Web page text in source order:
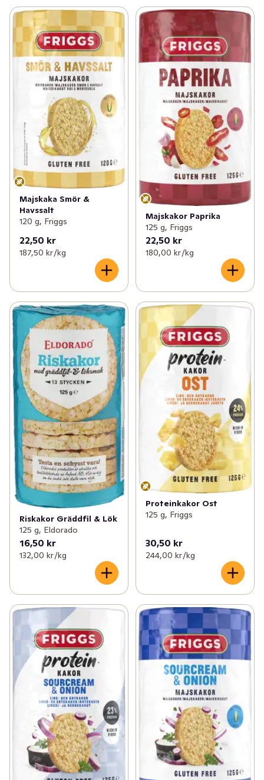
Majskaka Smör &
Havssalt
120 g, Friggs
22,50 kr
187,50 kr /kg
Majskakor Paprika
125 g, Friggs
22,50 kr
180,00 kr /kg
Riskakor Gräddfil & Lök
125 g, Eldorado
16,50 kr
132,00 kr /kg
Proteinkakor Ost
125 g, Friggs
30,50 kr
244,00 kr /kg